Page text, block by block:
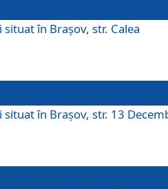
în Brașov, str. Calea
în Brașov, str. 13